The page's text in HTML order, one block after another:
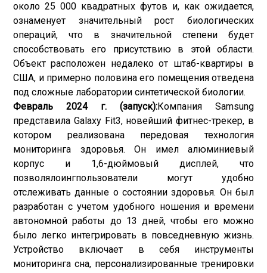
около 25 000 квадратных футов и, как ожидается,
ознаменует значительный рост биологических
операций, что в значительной степени будет
способствовать его присутствию в этой области.
Объект расположен недалеко от штаб-квартиры в
США, и примерно половина его помещения отведена
под сложные лаборатории синтетической биологии.
Февраль 2024 г. (запуск):Компания Samsung
представила Galaxy Fit3, новейший фитнес-трекер, в
котором реализована передовая технология
мониторинга здоровья. Он имел алюминиевый
корпус и 1,6-дюймовый дисплей, что
позволялоингпользователи могут удобно
отслеживать данные о состоянии здоровья. Он был
разработан с учетом удобного ношения и времени
автономной работы до 13 дней, чтобы его можно
было легко интегрировать в повседневную жизнь.
Устройство включает в себя инструменты
мониторинга сна, персонализированные тренировки